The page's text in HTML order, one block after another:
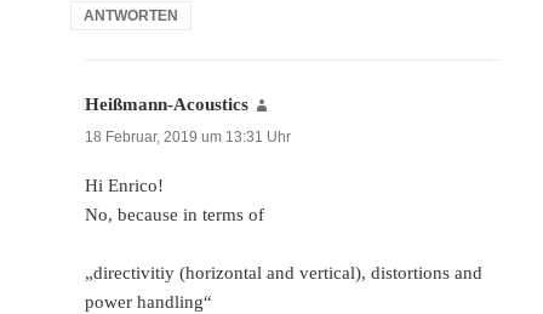
ANTWORTEN
Heißmann-Acoustics
18 Februar, 2019 um 13:31 Uhr
Hi Enrico!
No, because in terms of
„directivitiy (horizontal and vertical), distortions and
power handling“